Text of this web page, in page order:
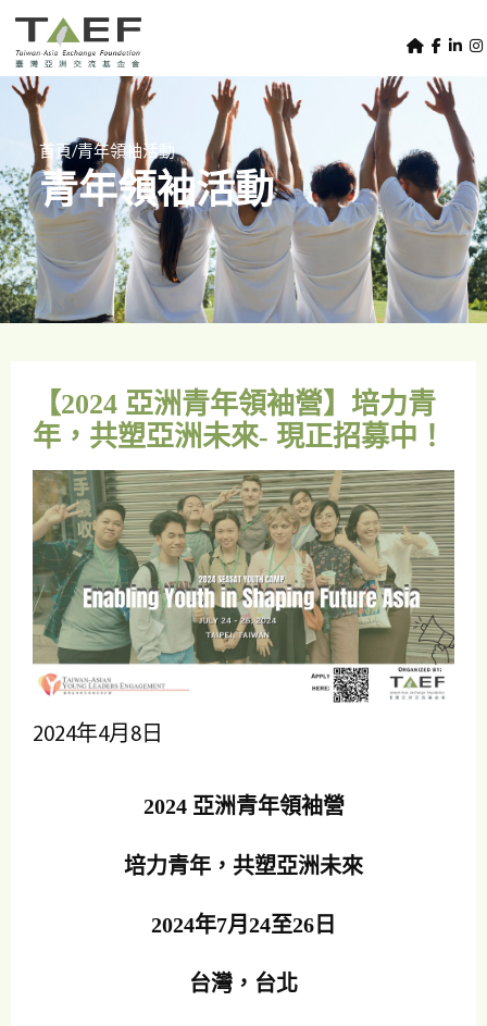
Skip to main content
TAEF
s
e
m
e
n
u
o
p
a
g
e
m
e
n
首頁/青年領袖活動
青年領袖活動
【2024 亞洲青年領袖營】培力青
年，共塑亞洲未來- 現正招募中！
2024年4月8日
2024 亞洲青年領袖營
培力青年，共塑亞洲未來
2024年7月24至26日
台灣，台北